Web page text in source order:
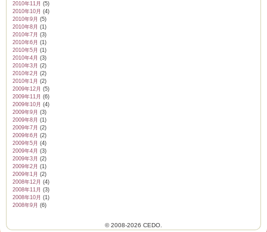
2010年11月 (5)
2010年10月 (4)
2010年9月 (5)
2010年8月 (1)
2010年7月 (3)
2010年6月 (1)
2010年5月 (1)
2010年4月 (3)
2010年3月 (2)
2010年2月 (2)
2010年1月 (2)
2009年12月 (5)
2009年11月 (6)
2009年10月 (4)
2009年9月 (3)
2009年8月 (1)
2009年7月 (2)
2009年6月 (2)
2009年5月 (4)
2009年4月 (3)
2009年3月 (2)
2009年2月 (1)
2009年1月 (2)
2008年12月 (4)
2008年11月 (3)
2008年10月 (1)
2008年9月 (6)
© 2008-2026 CEDO.